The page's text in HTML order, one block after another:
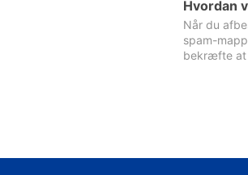
Hvordan
Når du
spam-
bekræfte at